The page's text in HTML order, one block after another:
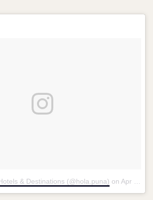
& Destinations (@hola.puna) on Apr 18, 2017 at 9:45am PDT